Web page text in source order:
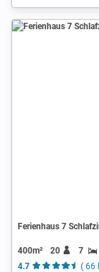
Ferienhaus 7
400m² 20 7
4.7
( 66